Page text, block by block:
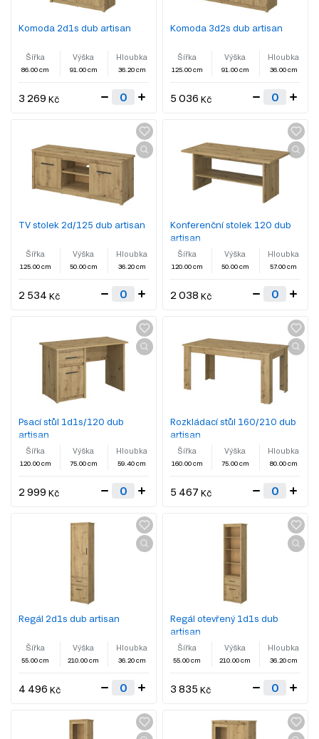
Komoda 2d1s dub artisan
Šířka
86.00 cm
Výška
91.00 cm
Hloubka
36.20 cm
3 269 Kč
Komoda 3d2s dub artisan
Šířka
125.00 cm
Výška
91.00 cm
Hloubka
36.00 cm
5 036 Kč
TV stolek 2d/125 dub artisan
Šířka
125.00 cm
Výška
50.00 cm
Hloubka
36.20 cm
2 534 Kč
Konferenční stolek 120 dub
artisan
Šířka
120.00 cm
Výška
50.00 cm
Hloubka
57.00 cm
2 038 Kč
Psací stůl 1d1s/120 dub
artisan
Šířka
120.00 cm
Výška
75.00 cm
Hloubka
59.40 cm
2 999 Kč
Rozkládací stůl 160/210 dub
artisan
Šířka
160.00 cm
Výška
75.00 cm
Hloubka
80.00 cm
5 467 Kč
Regál 2d1s dub artisan
Šířka
55.00 cm
Výška
210.00 cm
Hloubka
36.20 cm
4 496 Kč
Regál otevřený 1d1s dub
artisan
Šířka
55.00 cm
Výška
210.00 cm
Hloubka
36.20 cm
3 835 Kč